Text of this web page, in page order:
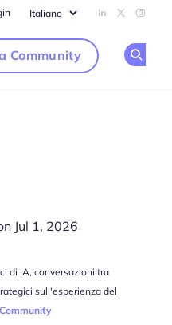
Add us on
Follow
Community
Jul 1, 2026
di IA, conversazioni tra
sull'esperienza del